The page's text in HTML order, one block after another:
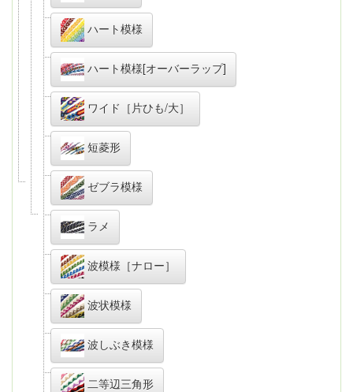
ハート模様
ハート模様[オーバーラップ]
ワイド［片ひも/大］
短菱形
ゼブラ模様
ラメ
波模様［ナロー］
波状模様
波しぶき模様
二等辺三角形